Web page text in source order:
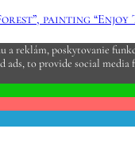
painting “Enjoy
a reklám, poskytovanie
ads, to provide social